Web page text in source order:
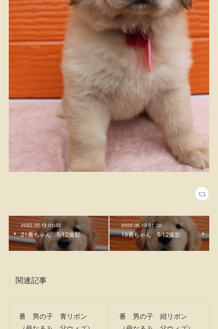
2022.05.13 01:32
21番ちゃん 5/12撮影
2022.05.13 01:30
19番ちゃん 5/12撮影
関連記事
番 男の子 青リボン
番 男の子 紺リボン